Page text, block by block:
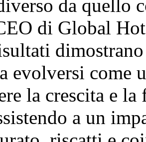
da quello
di Global
evolversi come
la crescita e
a un